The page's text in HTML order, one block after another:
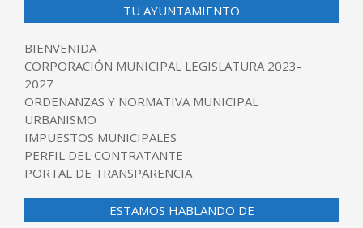
TU AYUNTAMIENTO
BIENVENIDA
CORPORACIÓN MUNICIPAL LEGISLATURA 2023-
2027
ORDENANZAS Y NORMATIVA MUNICIPAL
URBANISMO
IMPUESTOS MUNICIPALES
PERFIL DEL CONTRATANTE
PORTAL DE TRANSPARENCIA
ESTAMOS HABLANDO DE